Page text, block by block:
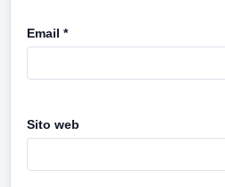
Email *
Sito web